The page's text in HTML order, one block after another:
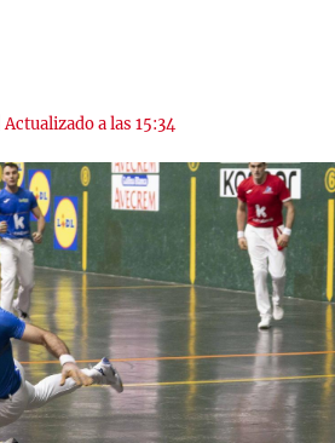
|Actualizado a las 15:34